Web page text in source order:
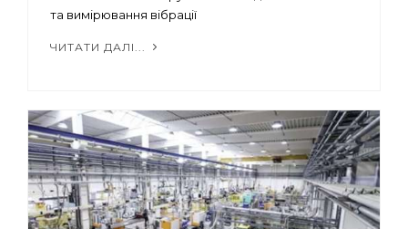
та вимірювання вібрації
ЧИТАТИ ДАЛІ...